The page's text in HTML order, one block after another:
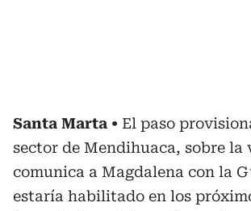
Santa Marta
El paso
sector de Mendihuaca, sobre la
comunica a Magdalena con la
estaría habilitado en los